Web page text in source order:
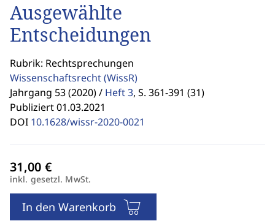
Ausgewählte
Entscheidungen
Rubrik: Rechtsprechungen
Wissenschaftsrecht(WissR)
Jahrgang 53 (2020) / Heft 3, S. 361-391 (31)
Publiziert 01.03.2021
DOI 10.1628/wissr-2020-0021
inkl. gesetzl. MwSt.
In den Warenkorb